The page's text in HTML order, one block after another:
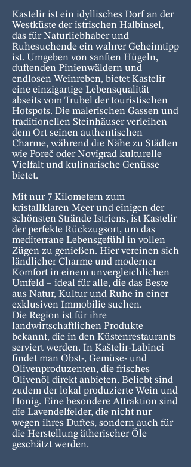
Kastelir ist ein idyllisches Dorf an der
Westküste der istrischen Halbinsel,
das für Naturliebhaber und
Ruhesuchende ein wahrer Geheimtipp
ist. Umgeben von sanften Hügeln,
duftenden Pinienwäldern und
endlosen Weinreben, bietet Kastelir
eine einzigartige Lebensqualität
abseits vom Trubel der touristischen
Hotspots. Die malerischen Gassen und
traditionellen Steinhäuser verleihen
dem Ort seinen authentischen
Charme, während die Nähe zu Städten
wie Poreč oder Novigrad kulturelle
Vielfalt und kulinarische Genüsse
bietet.
Mit nur 7 Kilometern zum
kristallklaren Meer und einigen der
schönsten Strände Istriens, ist Kastelir
der perfekte Rückzugsort, um das
mediterrane Lebensgefühl in vollen
Zügen zu genießen. Hier vereinen sich
ländlicher Charme und moderner
Komfort in einem unvergleichlichen
Umfeld – ideal für alle, die das Beste
aus Natur, Kultur und Ruhe in einer
exklusiven Immobilie suchen.
Die Region ist für ihre
landwirtschaftlichen Produkte
bekannt, die in den Küstenrestaurants
serviert werden. In Kaštelir-Labinci
findet man Obst-, Gemüse- und
Olivenproduzenten, die frisches
Olivenöl direkt anbieten. Beliebt sind
zudem der lokal produzierte Wein und
Honig. Eine besondere Attraktion sind
die Lavendelfelder, die nicht nur
wegen ihres Duftes, sondern auch für
die Herstellung ätherischer Öle
geschätzt werden.